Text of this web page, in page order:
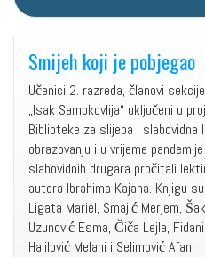
Smijeh koji je pobjegao
Učenici 2. razreda, članovi
„Isak Samokovlija“ uključeni u
Biblioteke za slijepa i slabovidna
obrazovanju i u vrijeme
slabovidnih drugara pročitali
autora Ibrahima Kajana. Knjigu
Ligata Mariel, Smajić Merjem,
Uzunović Esma, Čiča Lejla,
Halilović Melani i Selimović Afan.